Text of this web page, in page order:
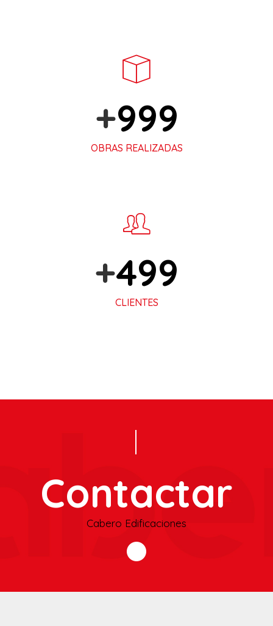
+1.000
OBRAS REALIZADAS
+500
CLIENTES
Contactar
Cabero Edificaciones